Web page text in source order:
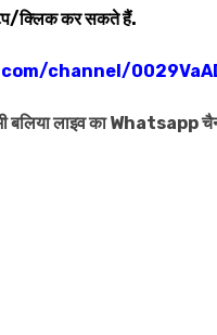
क्लिक कर सकते हैं.
channel/
बलिया लाइव का Whatsapp